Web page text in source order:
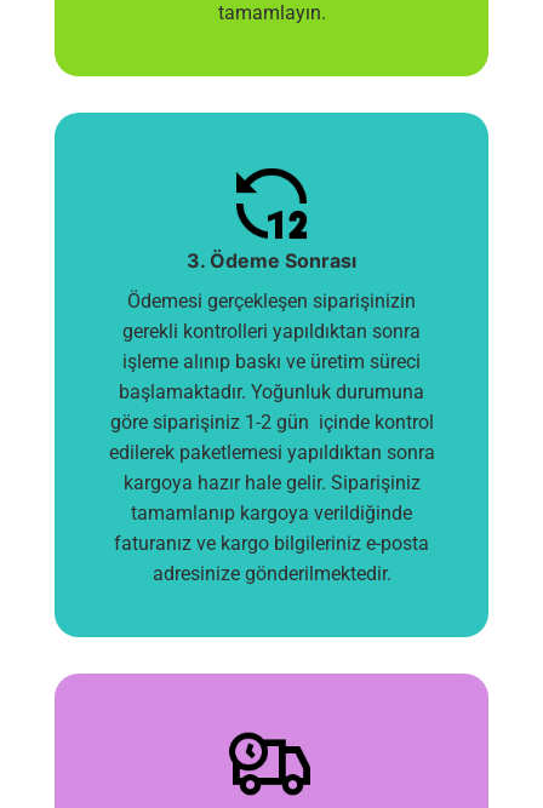
tamamlayın.
3. Ödeme Sonrası
Ödemesi gerçekleşen siparişinizin
gerekli kontrolleri yapıldıktan sonra
işleme alınıp baskı ve üretim süreci
başlamaktadır. Yoğunluk durumuna
göre siparişiniz 1-2 gün içinde kontrol
edilerek paketlemesi yapıldıktan sonra
kargoya hazır hale gelir. Siparişiniz
tamamlanıp kargoya verildiğinde
faturanız ve kargo bilgileriniz e-posta
adresinize gönderilmektedir.